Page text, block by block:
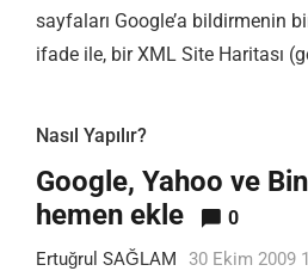
sayfaları Google’a bildirmenin
ifade ile, bir XML Site Haritası
Nasıl Yapılır?
Google, Yahoo ve
hemen ekle
0
Ertuğrul SAĞLAM 30 Ekim 2009